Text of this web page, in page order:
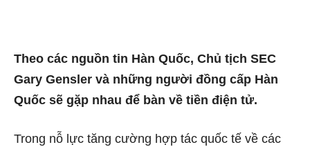
Theo các nguồn tin Hàn Quốc, Chủ tịch SEC
Gary Gensler và những người đồng cấp Hàn
Quốc sẽ gặp nhau để bàn về tiền điện tử.
Trong nỗ lực tăng cường hợp tác quốc tế về các